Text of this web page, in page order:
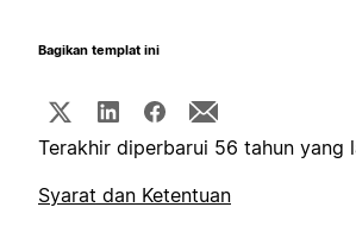
Bagikan templat ini
Terakhir diperbarui 56 tahun yang
Syarat dan Ketentuan